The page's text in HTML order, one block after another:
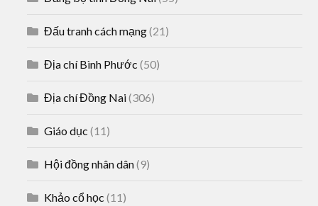
Đấu tranh cách mạng(21)
Địa chí Bình Phước (50)
Địa chí Đồng Nai(306)
Giáo dục (11)
Hội đồng nhân dân(9)
Khảo cổ học (11)